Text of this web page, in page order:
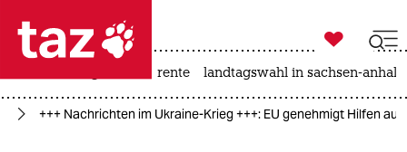
 taz zahl ich
taz zahl ich

taz zahl ich
rente landtagswahl in sachsen-anhalt
+++ Nachrichten im Ukraine-Krieg +++: EU genehmigt Hilfen